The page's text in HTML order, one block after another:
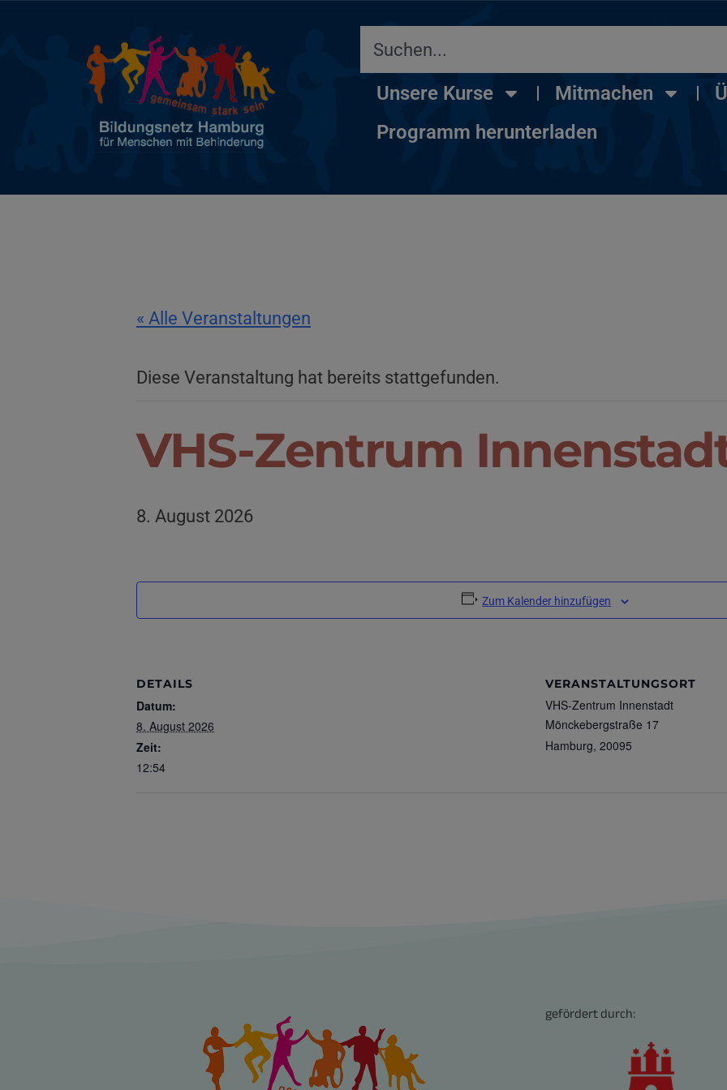
Unsere Kurse Mitmachen
Programm herunterladen
« Alle Veranstaltungen
Diese Veranstaltung hat bereits stattgefunden.
VHS-Zentrum
8. August 2026
Zum Kalender hinzufügen
DETAILS
Datum:
8. August 2026
Zeit:
12:54
VERANSTALTUNGSORT
VHS-Zentrum Innenstadt
Mönckebergstraße 17
Hamburg, 20095
gefördert durch: